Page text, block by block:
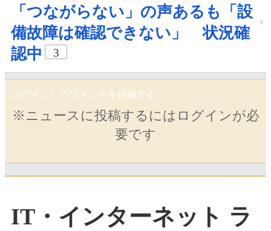
「つながらない」の声あるも「設
備故障は確認できない」 状況確
認中
3
ログインしてコメントを投稿する
※ニュースに投稿するにはログインが必
要です
IT・インターネット ラ